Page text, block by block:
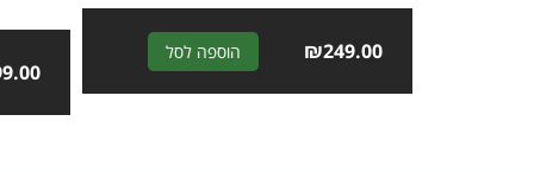
₪249.00 הוספה לסל
l
t